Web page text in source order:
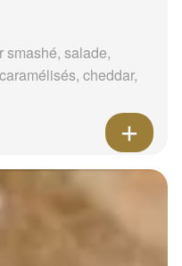
smashé, salade,
cheddar,